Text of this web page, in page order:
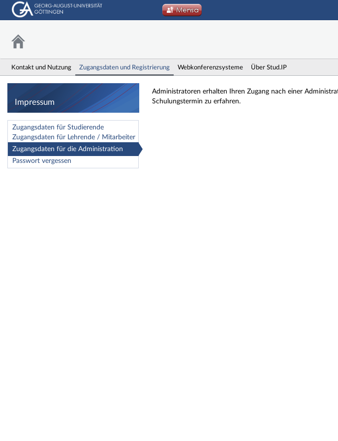
Fußzeile
Kontakt und Nutzung Zugangsdaten und Registrierung Webkonferenzsysteme Über Stud.IP
Impressum
Zugangsdaten für Studierende
Zugangsdaten für Lehrende / Mitarbeiter
Zugangsdaten für die Administration
Passwort vergessen
Impressum
Administratoren erhalten Ihren Zugang nach einer
Schulungstermin zu erfahren.